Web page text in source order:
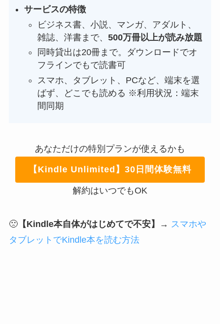
サービスの特徴
ビジネス書、小説、マンガ、アダルト、
雑誌、洋書まで、500万冊以上が読み放題
同時貸出は20冊まで。ダウンロードでオ
フラインでもで読書可
スマホ、タブレット、PCなど、端末を選
ばず、どこでも読める ※利用状況：端末
間同期
あなただけの特別プランが使えるかも
【Kindle Unlimited】30日間体験無料
解約はいつでもOK
🙁【Kindle本自体がはじめてで不安】 → スマホや
タブレットでKindle本を読む方法